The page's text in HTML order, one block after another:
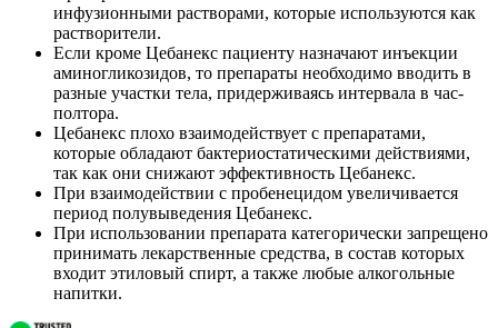
инфузионными растворами, которые используются как
растворители.
Если кроме Цебанекс пациенту назначают инъекции
аминогликозидов, то препараты необходимо вводить в
разные участки тела, придерживаясь интервала в час-
полтора.
Цебанекс плохо взаимодействует с препаратами,
которые обладают бактериостатическими действиями,
так как они снижают эффективность Цебанекс.
При взаимодействии с пробенецидом увеличивается
период полувыведения Цебанекс.
При использовании препарата категорически запрещено
принимать лекарственные средства, в состав которых
входит этиловый спирт, а также любые алкогольные
напитки.